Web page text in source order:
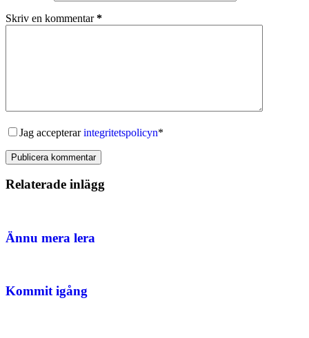
Skriv en kommentar*
Jag accepterarintegritetspolicyn*
Publicera kommentar
Relaterade inlägg
Ännu mera lera
Kommit igång